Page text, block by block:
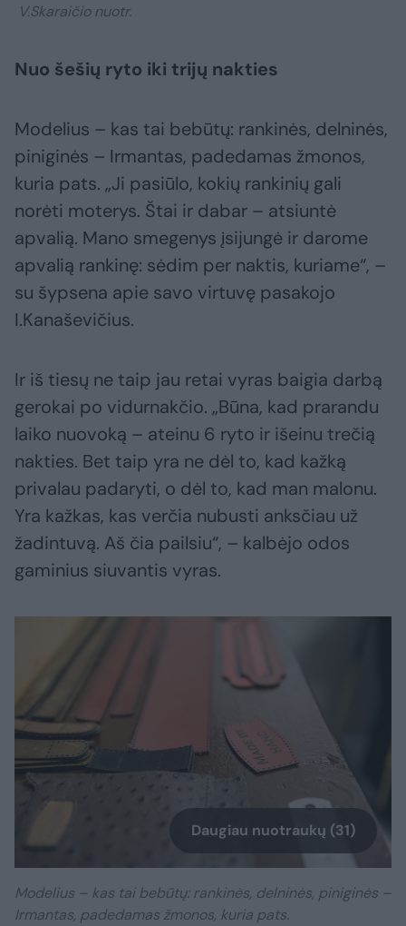
V.Skaraičio nuotr.
Nuo šešių ryto iki trijų nakties
Modelius – kas tai bebūtų: rankinės, delninės,
piniginės – Irmantas, padedamas žmonos,
kuria pats. „Ji pasiūlo, kokių rankinių gali
norėti moterys. Štai ir dabar – atsiuntė
apvalią. Mano smegenys įsijungė ir darome
apvalią rankinę: sėdim per naktis, kuriame“, –
su šypsena apie savo virtuvę pasakojo
I.Kanaševičius.
Ir iš tiesų ne taip jau retai vyras baigia darbą
gerokai po vidurnakčio. „Būna, kad prarandu
laiko nuovoką – ateinu 6 ryto ir išeinu trečią
nakties. Bet taip yra ne dėl to, kad kažką
privalau padaryti, o dėl to, kad man malonu.
Yra kažkas, kas verčia nubusti anksčiau už
žadintuvą. Aš čia pailsiu“, – kalbėjo odos
gaminius siuvantis vyras.
Daugiau nuotraukų (31)
Modelius – kas tai bebūtų: rankinės, delninės, piniginės –
Irmantas, padedamas žmonos, kuria pats.